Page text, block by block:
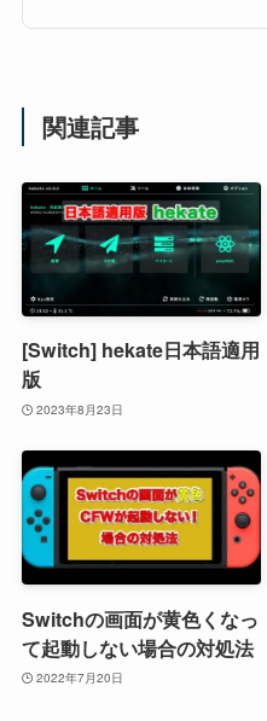
関連記事
[Switch] hekate日本語適用
版
2023年8月23日
Switchの画面が黄色くなっ
て起動しない場合の対処法
2022年7月20日